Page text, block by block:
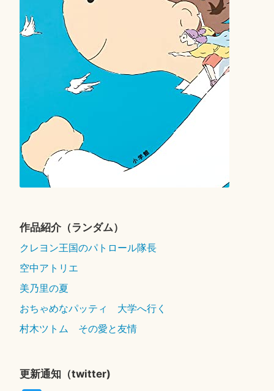
作品紹介（ランダム）
クレヨン王国のパトロール隊長
空中アトリエ
美乃里の夏
おちゃめなパッティ 大学へ行く
村木ツトム その愛と友情
更新通知（twitter)